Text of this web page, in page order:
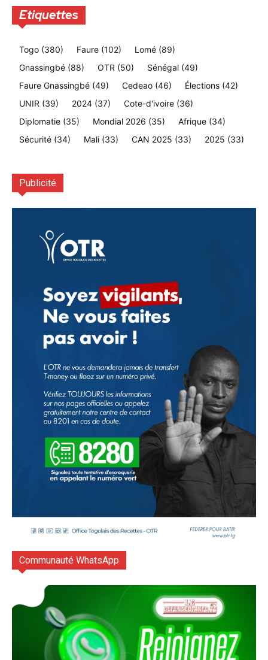
Etiquettes
Togo (380) Faure (102) Lomé (89)
Gnassingbé (88) OTR (50) Sénégal (49)
Faure Gnassingbé (49) Cedeao (46) Élections (42)
UNIR (39) 2024 (37) Cote-d'ivoire (36)
Diplomatie (35) Mondial 2026 (35) Afrique (34)
Sécurité (34) Mali (33) CAN 2025 (33) 2025 (33)
Publicité
Communauté WhatsApp